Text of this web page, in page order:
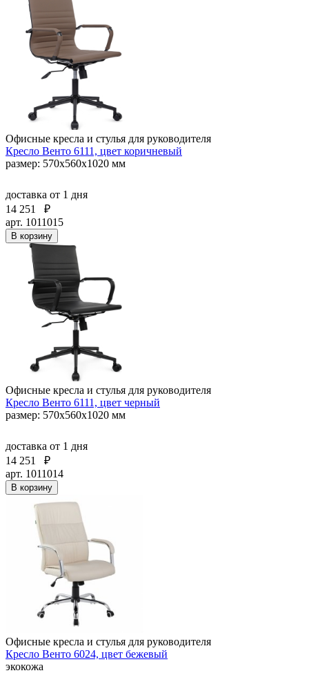
Офисные кресла и стулья для руководителя
Кресло Венто 6111, цвет коричневый
размер: 570х560х1020 мм
доставка от 1 дня
14 251
₽
арт. 1011015
В корзину
Офисные кресла и стулья для руководителя
Кресло Венто 6111, цвет черный
размер: 570х560х1020 мм
доставка от 1 дня
14 251
₽
арт. 1011014
В корзину
Офисные кресла и стулья для руководителя
Кресло Венто 6024, цвет бежевый
экокожа